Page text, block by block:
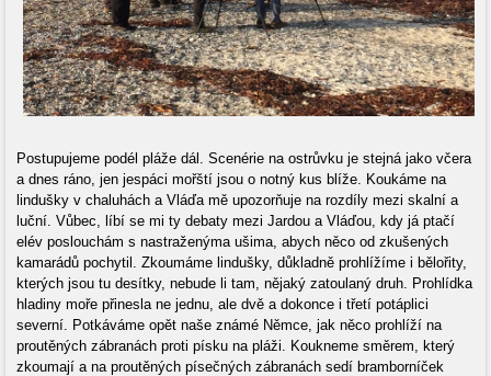
Postupujeme podél pláže dál. Scenérie na ostrůvku je stejná jako včera
a dnes ráno, jen jespáci mořští jsou o notný kus blíže. Koukáme na
lindušky v chaluhách a Vláďa mě upozorňuje na rozdíly mezi skalní a
luční. Vůbec, líbí se mi ty debaty mezi Jardou a Vláďou, kdy já ptačí
elév poslouchám s nastraženýma ušima, abych něco od zkušených
kamarádů pochytil. Zkoumáme lindušky, důkladně prohlížíme i bělořity,
kterých jsou tu desítky, nebude li tam, nějaký zatoulaný druh. Prohlídka
hladiny moře přinesla ne jednu, ale dvě a dokonce i třetí potáplici
severní. Potkáváme opět naše známé Němce, jak něco prohlíží na
proutěných zábranách proti písku na pláži. Koukneme směrem, který
zkoumají a na proutěných písečných zábranách sedí bramborníček